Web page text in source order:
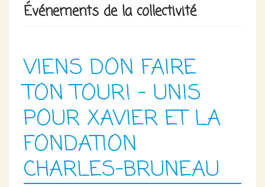
Événements de la collectivité
VIENS DON FAIRE
TON TOUR! - UNIS
POUR XAVIER ET LA
FONDATION
CHARLES-BRUNEAU